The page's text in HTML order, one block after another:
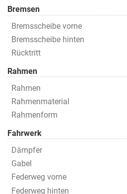
Bremsen
Bremsscheibe vorne
Bremsscheibe hinten
Rücktritt
Rahmen
Rahmen
Rahmenmaterial
Rahmenform
Fahrwerk
Dämpfer
Gabel
Federweg vorne
Federweg hinten